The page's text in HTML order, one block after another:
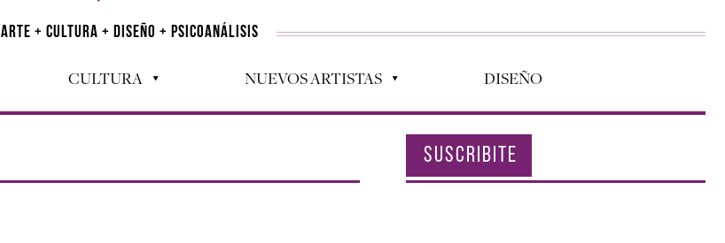
ARTE + CULTURA + DISEÑO + PSICOANÁLISIS
CULTURA NUEVOS ARTISTAS DISEÑO
SUSCRIBITE